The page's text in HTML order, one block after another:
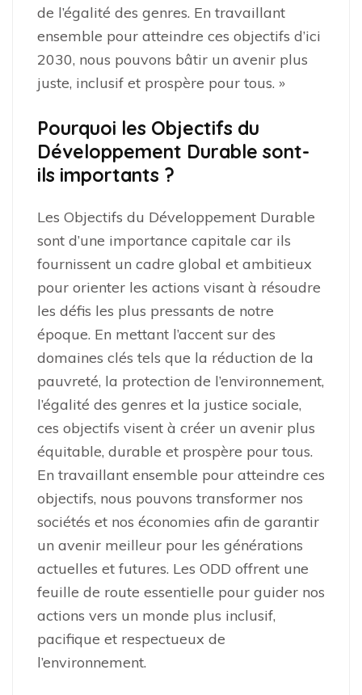
de l’égalité des genres. En travaillant
ensemble pour atteindre ces objectifs d’ici
2030, nous pouvons bâtir un avenir plus
juste, inclusif et prospère pour tous. »
Pourquoi les Objectifs du
Développement Durable sont-
ils importants ?
Les Objectifs du Développement Durable
sont d’une importance capitale car ils
fournissent un cadre global et ambitieux
pour orienter les actions visant à résoudre
les défis les plus pressants de notre
époque. En mettant l’accent sur des
domaines clés tels que la réduction de la
pauvreté, la protection de l’environnement,
l’égalité des genres et la justice sociale,
ces objectifs visent à créer un avenir plus
équitable, durable et prospère pour tous.
En travaillant ensemble pour atteindre ces
objectifs, nous pouvons transformer nos
sociétés et nos économies afin de garantir
un avenir meilleur pour les générations
actuelles et futures. Les ODD offrent une
feuille de route essentielle pour guider nos
actions vers un monde plus inclusif,
pacifique et respectueux de
l’environnement.